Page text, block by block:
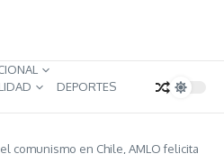
DEPORTES
comunismo en Chile, AMLO felicita